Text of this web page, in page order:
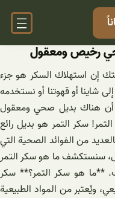
رخيص ومعقول
إن استهلاك السكر هو جزء
شاينا أو قهوتنا أو نستخدمه
أن هناك بديل صحي ومعقول
سكر التمر هو بديل رائع
من الفوائد الصحية التي
سنستكشف ما هو سكر التمر
**ما هو سكر التمر؟** سكر
ويُعتبر من المواد الطبيعية